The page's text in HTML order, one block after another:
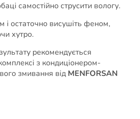
самостійно струсити вологу.
і остаточно висушіть феном,
хутро.
рекомендується
з кондиціонером-
змивання від MENFORSAN